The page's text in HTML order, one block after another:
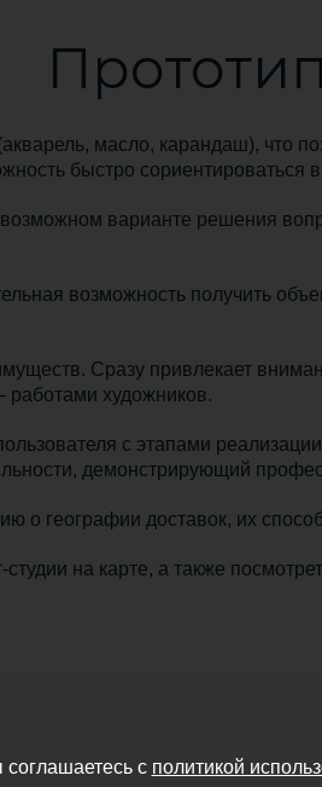
Прототип
масло, карандаш), что
быстро сориентироваться
варианте решения
возможность получить
Сразу привлекает
художников.
с этапами
демонстрирующий
о географии доставок, их
на карте, а также
с политикой